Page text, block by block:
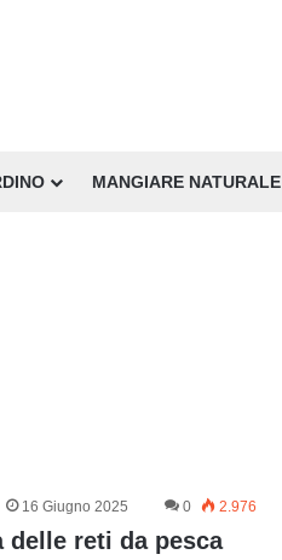
MANGIARE NATURALE
16 Giugno 2025 0 2.976
delle reti da pesca